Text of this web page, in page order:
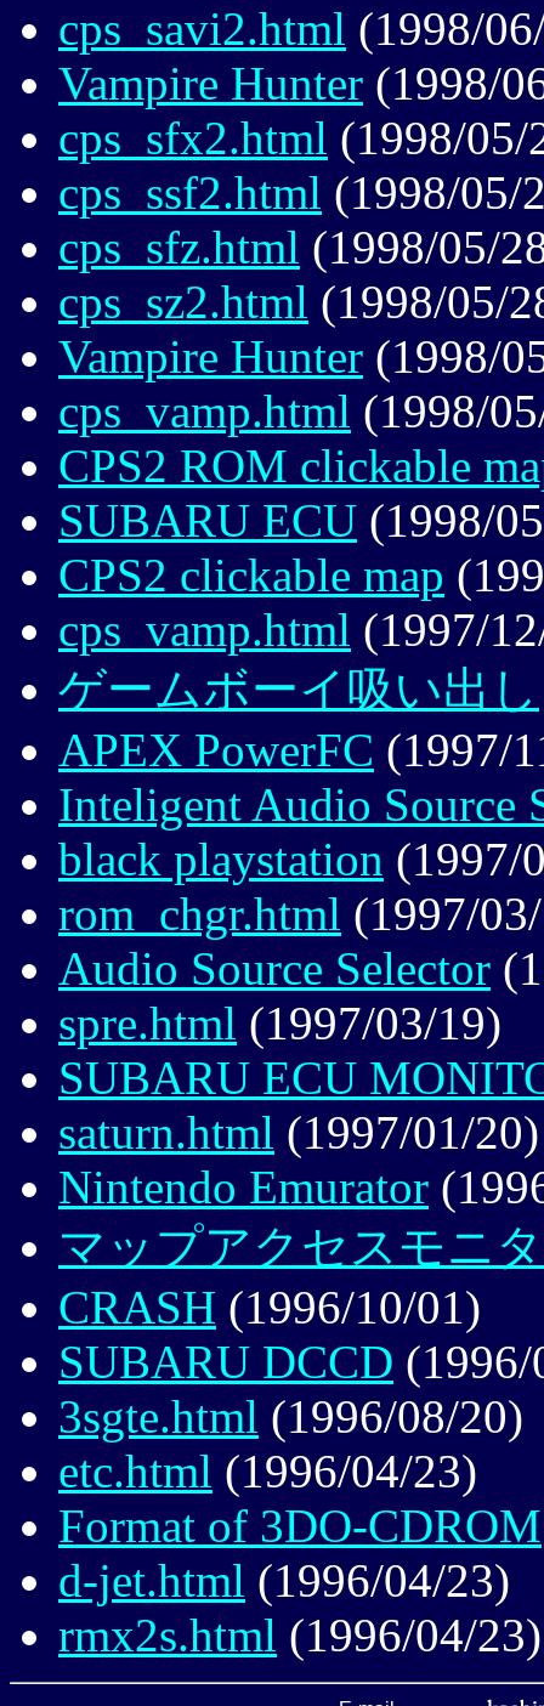
cps_savi2.html (1998/
Vampire Hunter (1998/
cps_sfx2.html (1998/05/
cps_ssf2.html (1998/05/
cps_sfz.html (1998/05/
cps_sz2.html (1998/05/
Vampire Hunter (1998/
cps_vamp.html (1998/
CPS2 ROM clickable
SUBARU ECU (1998/
CPS2 clickable map
cps_vamp.html (1997/
ゲームボーイ吸い出し
APEX PowerFC (1997/
Inteligent Audio Source
black playstation (1997/
rom_chgr.html (1997/
Audio Source Selector
spre.html (1997/03/19)
SUBARU ECU
saturn.html (1997/01/20)
Nintendo Emurator
マップアクセスモニ
CRASH (1996/10/01)
SUBARU DCCD
3sgte.html (1996/08/20)
etc.html (1996/04/23)
Format of 3DO-CDROM
d-jet.html (1996/04/23)
rmx2s.html (1996/04/23)